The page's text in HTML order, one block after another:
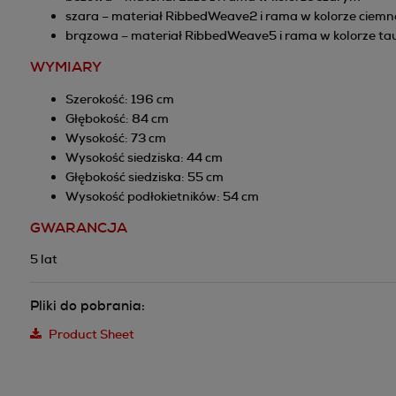
szara – materiał RibbedWeave2 i rama w kolorze
brązowa – materiał RibbedWeave5 i rama w kolorze
WYMIARY
Szerokość: 196 cm
Głębokość: 84 cm
Wysokość: 73 cm
Wysokość siedziska: 44 cm
Głębokość siedziska: 55 cm
Wysokość podłokietników: 54 cm
GWARANCJA
5 lat
Pliki do pobrania:
Product Sheet